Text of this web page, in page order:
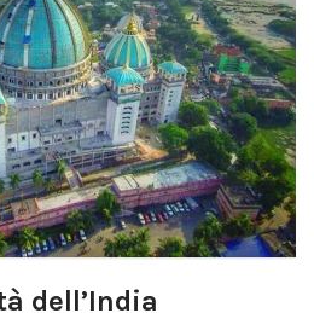
dell’India